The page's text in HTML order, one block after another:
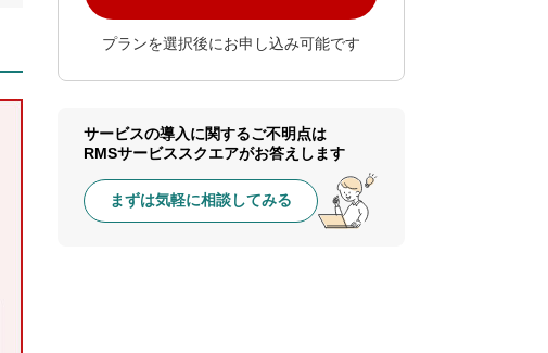
プランを選択後にお申し込み可能です
サービスの導入に関するご不明点は
RMSサービススクエアがお答えします
まずは気軽に相談してみる